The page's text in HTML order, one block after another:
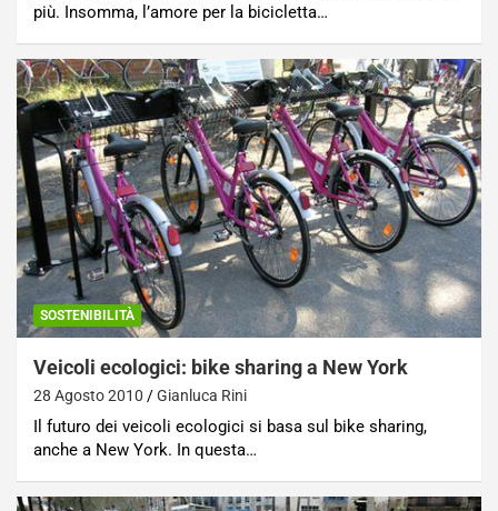
più. Insomma, l’amore per la bicicletta…
SOSTENIBILITÀ
Veicoli ecologici: bike sharing a New York
28 Agosto 2010 Gianluca Rini
Il futuro dei veicoli ecologici si basa sul bike sharing,
anche a New York. In questa…